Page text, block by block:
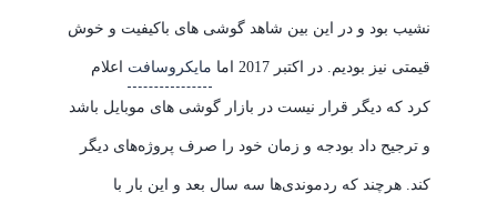
نشیب بود و در این بین شاهد گوشی های باکیفیت و خوش
قیمتی نیز بودیم. در اکتبر 2017 اما مایکروسافت اعلام
کرد که دیگر قرار نیست در بازار گوشی های موبایل باشد
و ترجیح داد بودجه و زمان خود را صرف پروژه‌های دیگر
کند. هرچند که ردموندی‌ها سه سال بعد و این بار با